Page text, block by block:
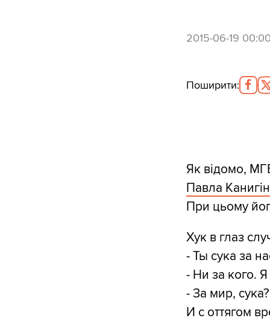
2015-06-19
Поширити:
Як відомо,
Павла
При цьому
Хук в глаз
- Ты сука за
- Ни за кого.
- За мир,
И с оттягом